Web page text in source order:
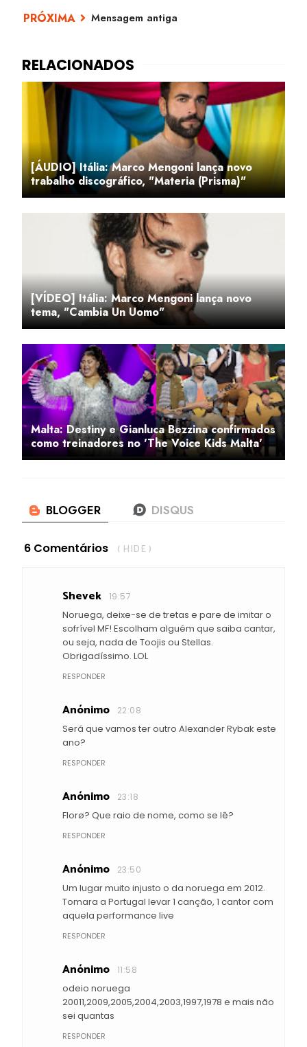
Mensagem antiga
[ÁUDIO] Itália: Marco Mengoni lança novo
trabalho discográfico, "Materia (Prisma)"
[VÍDEO] Itália: Marco Mengoni lança novo
tema, "Cambia Un Uomo"
Malta: Destiny e Gianluca Bezzina confirmados
como treinadores no 'The Voice Kids Malta'
6 Comentários ( HIDE )
Shevek 19:57
Noruega, deixe-se de tretas e pare de imitar o
sofrível MF! Escolham alguém que saiba cantar,
ou seja, nada de Toojis ou Stellas.
Obrigadíssimo. LOL
RESPONDER
Anónimo 22:08
Será que vamos ter outro Alexander Rybak este
ano?
RESPONDER
Anónimo 23:18
Florø? Que raio de nome, como se lê?
RESPONDER
Anónimo 23:50
Um lugar muito injusto o da noruega em 2012.
Tomara a Portugal levar 1 canção, 1 cantor com
aquela performance live
RESPONDER
Anónimo 11:58
odeio noruega
20011,2009,2005,2004,2003,1997,1978 e mais não
sei quantas
RESPONDER